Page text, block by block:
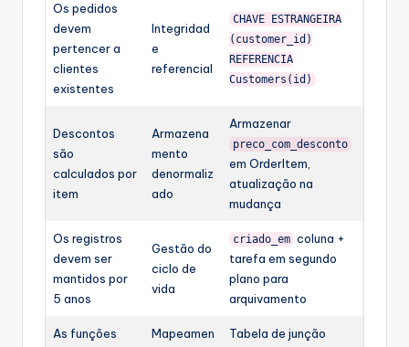
Os pedidos
devem
pertencer a
clientes
existentes
Integridad
e
referencial
CHAVE ESTRANGEIRA
(customer_id)
REFERENCIA
Customers(id)
Descontos
são
calculados por
item
Armazena
mento
denormaliz
ado
Armazenar
preco_com_desconto
em OrderItem,
atualização na
mudança
Os registros
devem ser
mantidos por
5 anos
Gestão do
ciclo de
vida
criado_em coluna +
tarefa em segundo
plano para
arquivamento
As funções
Mapeamen
Tabela de junção